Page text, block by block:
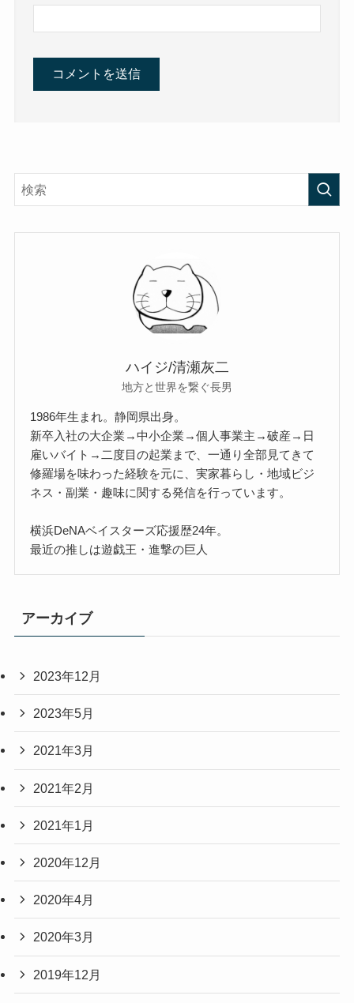
ハイジ/清瀬灰二
地方と世界を繋ぐ長男
1986年生まれ。静岡県出身。
新卒入社の大企業→中小企業→個人事業主→破産→日
雇いバイト→二度目の起業まで、一通り全部見てきて
修羅場を味わった経験を元に、実家暮らし・地域ビジ
ネス・副業・趣味に関する発信を行っています。
横浜DeNAベイスターズ応援歴24年。
最近の推しは遊戯王・進撃の巨人
アーカイブ
2023年12月
2023年5月
2021年3月
2021年2月
2021年1月
2020年12月
2020年4月
2020年3月
2019年12月